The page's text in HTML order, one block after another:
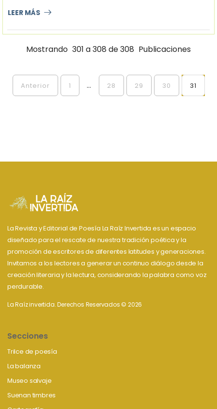
LEER MÁS
Mostrando 301 a 308 de 308 Publicaciones
Anterior 1 ... 28 29 30 31
La Revista y Editorial de Poesía La Raíz Invertida es un espacio
diseñado para el rescate de nuestra tradición poética y la
promoción de escritores de diferentes latitudes y generaciones.
Invitamos a los lectores a generar un continuo diálogo desde la
creación literaria y la lectura, considerando la palabra como voz
perdurable.
La Raíz invertida. Derechos Reservados © 2026
Secciones
Trilce de poesía
La balanza
Museo salvaje
Suenan timbres